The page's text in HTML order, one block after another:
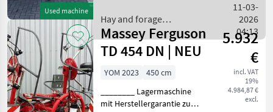
Used machine
Freilauf, Bereifu
Hay and forage
equipment / Massey
Ferguson
11-03-
2026
04:13
Massey Ferguson
TD 454 DN | NEU
5.932
€
incl. VAT
19%
4.984,87 €
excl.
YOM 2023
450 cm
________ Lagermaschine
mit Herstellergarantie zum